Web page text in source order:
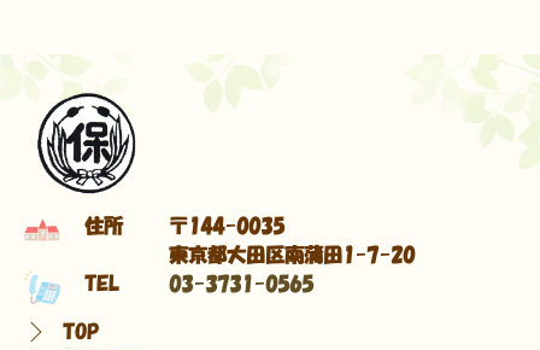
住所
〒144-0035
東京都大田区南蒲田1-7-20
TEL
03-3731-0565
TOP